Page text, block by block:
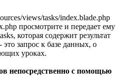
views/tasks/index.blade.php
просмотрите и передает ему
которая содержит результат
запрос к базе данных, о
уроках.
непосредственно с помощью